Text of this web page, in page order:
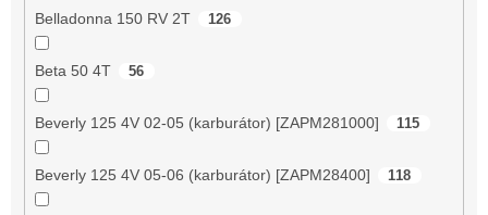
Belladonna 150 RV 2T 126
Beta 50 4T 56
Beverly 125 4V 02-05 (karburátor) [ZAPM281000] 115
Beverly 125 4V 05-06 (karburátor) [ZAPM28400] 118